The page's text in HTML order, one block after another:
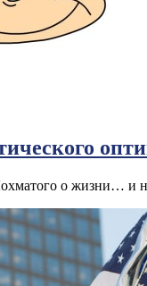
о жизни… и